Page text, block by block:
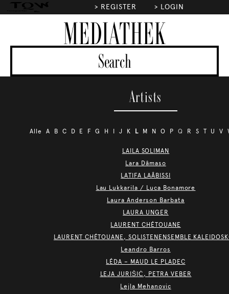
> REGISTER > LOGIN
MEDIATHEK
Artists
Alle A B C D E F G H J K L M N O P Q R S T U V
LAILA SOLIMAN
Lara Dâmaso
LATIFA LAÂBISSI
Lau Lukkarila / Luca Bonamore
Laura Anderson Barbata
LAURA UNGER
LAURENT CHÉTOUANE
LAURENT CHÉTOUANE, SOLISTENENSEMBLE
Leandro Barros
LÉDA – MAUD LE PLADEC
LEJA JURIŠIĆ, PETRA VEBER
Lejla Mehanovic